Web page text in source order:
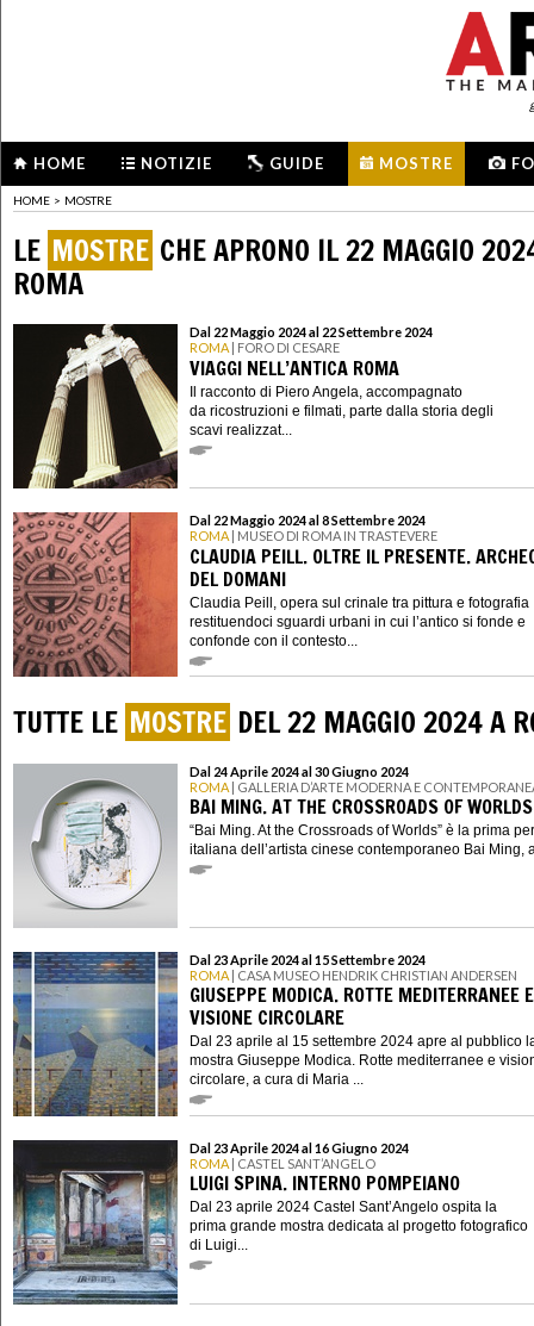
HOME NOTIZIE GUIDE MOSTRE
HOME > MOSTRE
LE MOSTRE CHE APRONO IL 22 MAGGIO
ROMA
Dal 22 Maggio 2024 al 22 Settembre 2024
ROMA | FORO DI CESARE
VIAGGI NELL’ANTICA ROMA
Il racconto di Piero Angela, accompagnato
da ricostruzioni e filmati, parte dalla storia degli
scavi realizzat...
Dal 22 Maggio 2024 al 8 Settembre 2024
ROMA | MUSEO DI ROMA IN TRASTEVERE
CLAUDIA PEILL. OLTRE IL PRESENTE.
DEL DOMANI
Claudia Peill, opera sul crinale tra pittura e fotografia
restituendoci sguardi urbani in cui l’antico si fonde e
confonde con il contesto...
TUTTE LE MOSTRE DEL 22 MAGGIO 2024 A
Dal 24 Aprile 2024 al 30 Giugno 2024
ROMA | GALLERIA D’ARTE MODERNA E
BAI MING. AT THE CROSSROADS OF WORLDS
“Bai Ming. At the Crossroads of Worlds” è la prima
italiana dell’artista cinese contemporaneo Bai Ming,
Dal 23 Aprile 2024 al 15 Settembre 2024
ROMA | CASA MUSEO HENDRIK CHRISTIAN ANDERSEN
GIUSEPPE MODICA. ROTTE MEDITERRANEE E
VISIONE CIRCOLARE
Dal 23 aprile al 15 settembre 2024 apre al pubblico
mostra Giuseppe Modica. Rotte mediterranee e
circolare, a cura di Maria ...
Dal 23 Aprile 2024 al 16 Giugno 2024
ROMA | CASTEL SANT’ANGELO
LUIGI SPINA. INTERNO POMPEIANO
Dal 23 aprile 2024 Castel Sant’Angelo ospita la
prima grande mostra dedicata al progetto fotografico
di Luigi...